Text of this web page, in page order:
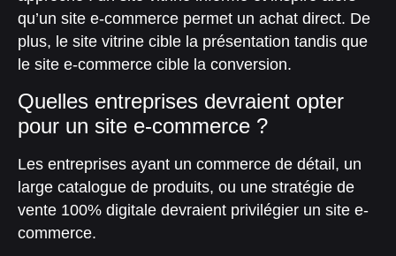
qu’un site e-commerce permet un achat direct. De
plus, le site vitrine cible la présentation tandis que
le site e-commerce cible la conversion.
Quelles entreprises devraient opter
pour un site e-commerce ?
Les entreprises ayant un commerce de détail, un
large catalogue de produits, ou une stratégie de
vente 100% digitale devraient privilégier un site e-
commerce.